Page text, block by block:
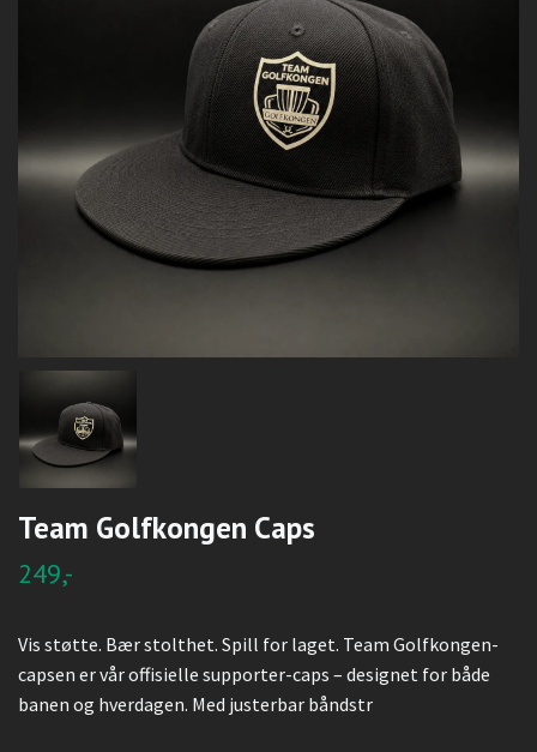
Team Golfkongen Caps
249,-
Vis støtte. Bær stolthet. Spill for laget. Team Golfkongen-
capsen er vår offisielle supporter-caps – designet for både
banen og hverdagen. Med justerbar båndstr